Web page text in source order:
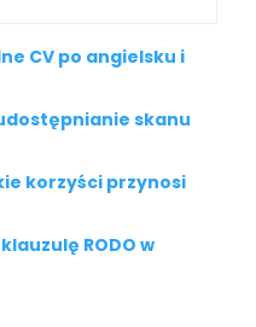
CV po angielsku i
skanu
korzyści przynosi
RODO w